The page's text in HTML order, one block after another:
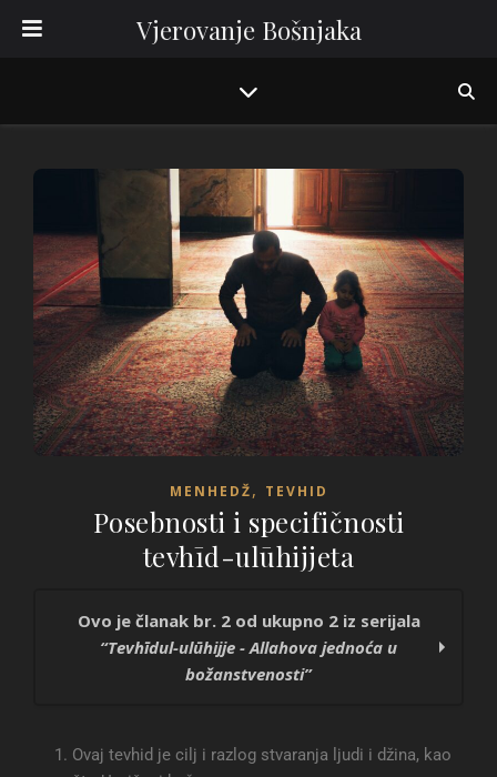
Vjerovanje Bošnjaka
MENHEDŽ, TEVHID
Posebnosti i specifičnosti
tevhīd-ulūhijjeta
Ovo je članak br. 2 od ukupno 2 iz serijala
“Tevhīdul-ulūhijje - Allahova jednoća u
božanstvenosti”
Posebnosti i specifičnosti tevhīd-ulūhijjeta
Ovaj tevhid je cilj i razlog stvaranja ljudi i džina, kao